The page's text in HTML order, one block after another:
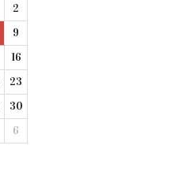
2
9
16
23
30
6